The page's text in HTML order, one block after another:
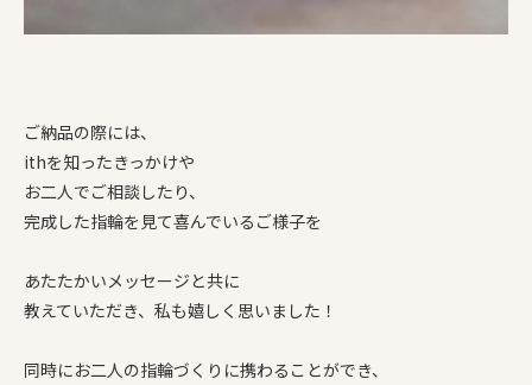
ご納品の際には、
ithを知ったきっかけや
お二人でご相談したり、
完成した指輪を見て喜んでいるご様子を
あたたかいメッセージと共に
教えていただき、私も嬉しく思いました！
同時にお二人の指輪づくりに携わることができ、